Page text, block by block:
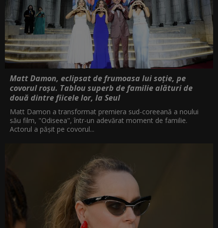
Matt Damon, eclipsat de frumoasa lui soție, pe
covorul roșu. Tablou superb de familie alături de
două dintre fiicele lor, la Seul
Matt Damon a transformat premiera sud-coreeană a noului
său film, "Odiseea", într-un adevărat moment de familie.
Actorul a pășit pe covorul...